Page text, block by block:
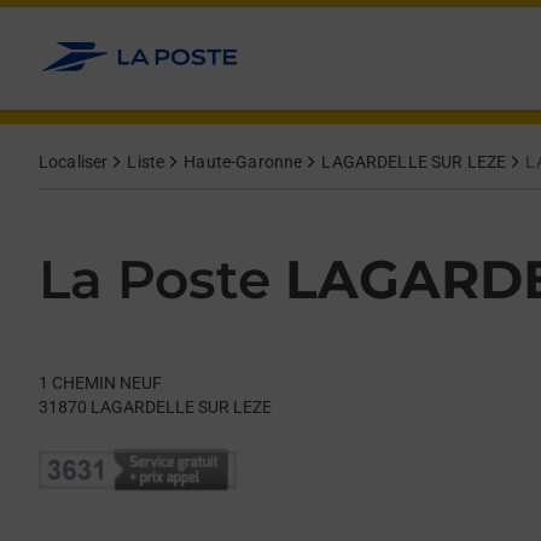
Allez au contenu
Localiser Liste Haute-Garonne LAGARDELLE SUR LEZE
La Poste
1 CHEMIN NEUF
31870 LAGARDELLE SUR LEZE
Day of the WeekHours
Get directions to La Poste at 1 CHEMIN NEUF LAGARDELLE
lien s'ouvre dans un nouvel onglet